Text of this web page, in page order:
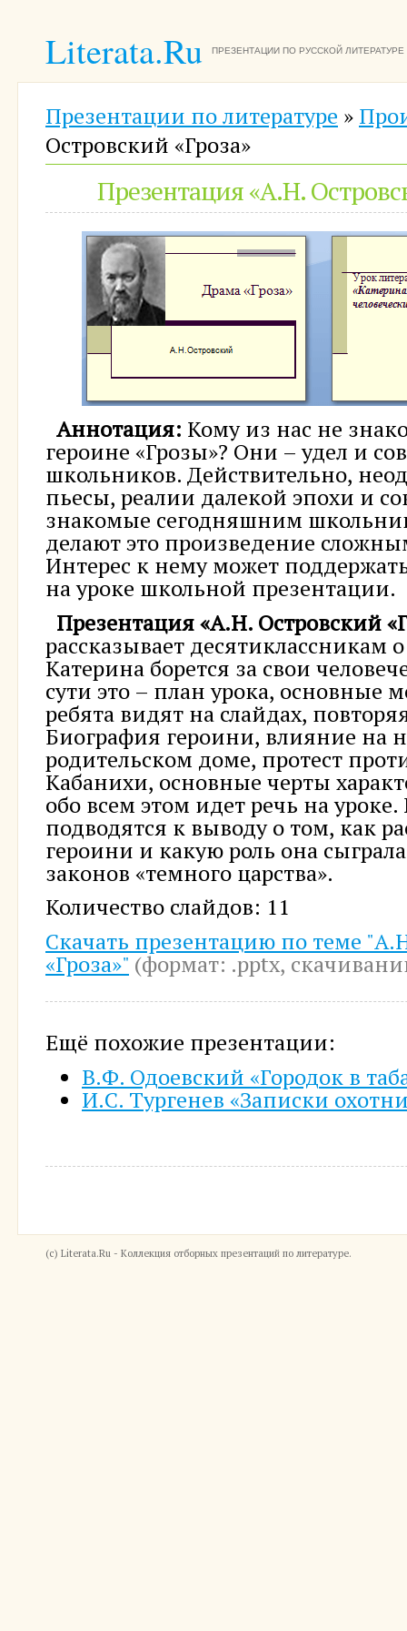
Literata.Ru ПРЕЗЕНТАЦИИ ПО РУССКОЙ ЛИТЕРАТУРЕ
Презентации по литературе »
Островский «Гроза»
Презентация «А.Н.
Аннотация: Кому из нас не
героине «Грозы»? Они – удел и
школьников. Действительно,
пьесы, реалии далекой эпохи и
знакомые сегодняшним
делают это произведение
Интерес к нему может
на уроке школьной презентации.
Презентация «А.Н. Островский
рассказывает десятиклассникам
Катерина борется за свои
сути это – план урока, основные
ребята видят на слайдах,
Биография героини, влияние на
родительском доме, протест
Кабанихи, основные черты
обо всем этом идет речь на уроке.
подводятся к выводу о том, как
героини и какую роль она
законов «темного царства».
Количество слайдов: 11
Скачать презентацию по теме
«Гроза»" (формат: .pptx,
Ещё похожие презентации:
В.Ф. Одоевский «Городок в
И.С. Тургенев «Записки
(c) Literata.Ru - Коллекция отборных презентаций по литературе.